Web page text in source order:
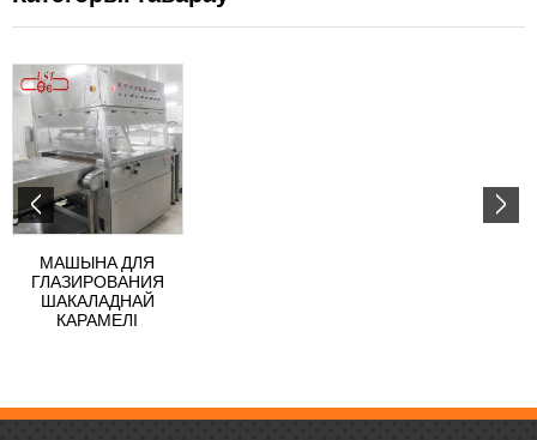
МАШЫНА ДЛЯ
ГЛАЗИРОВАНИЯ
ШАКАЛАДНАЙ
КАРАМЕЛІ